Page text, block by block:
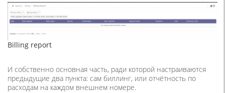
Billing report
И собственно основная часть, ради которой настраиваются
предыдущие два пункта: сам биллинг, или отчётность по
расходам на каждом внешнем номере.